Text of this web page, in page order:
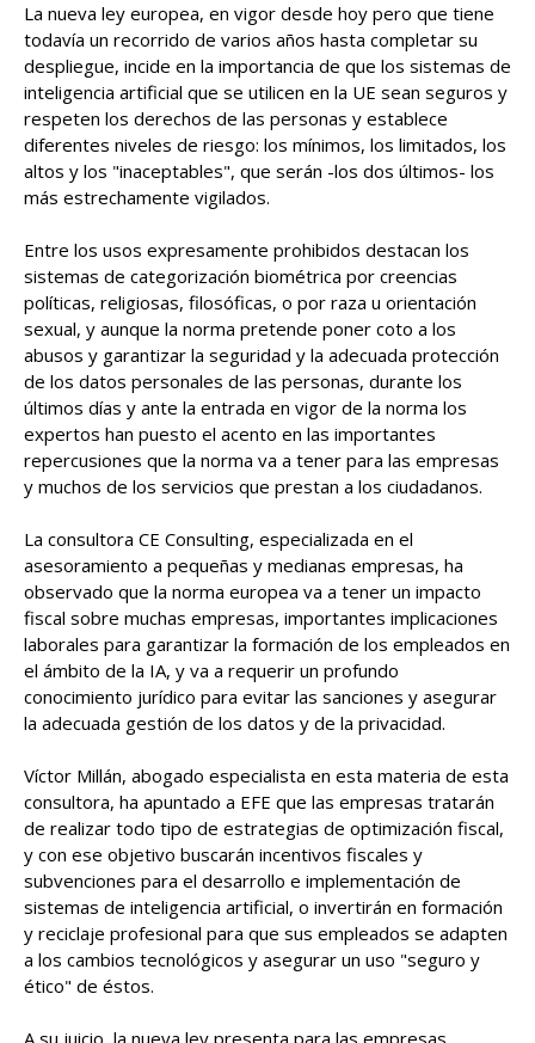
La nueva ley europea, en vigor desde hoy pero que tiene
todavía un recorrido de varios años hasta completar su
despliegue, incide en la importancia de que los sistemas de
inteligencia artificial que se utilicen en la UE sean seguros y
respeten los derechos de las personas y establece
diferentes niveles de riesgo: los mínimos, los limitados, los
altos y los "inaceptables", que serán -los dos últimos- los
más estrechamente vigilados.
Entre los usos expresamente prohibidos destacan los
sistemas de categorización biométrica por creencias
políticas, religiosas, filosóficas, o por raza u orientación
sexual, y aunque la norma pretende poner coto a los
abusos y garantizar la seguridad y la adecuada protección
de los datos personales de las personas, durante los
últimos días y ante la entrada en vigor de la norma los
expertos han puesto el acento en las importantes
repercusiones que la norma va a tener para las empresas
y muchos de los servicios que prestan a los ciudadanos.
La consultora CE Consulting, especializada en el
asesoramiento a pequeñas y medianas empresas, ha
observado que la norma europea va a tener un impacto
fiscal sobre muchas empresas, importantes implicaciones
laborales para garantizar la formación de los empleados en
el ámbito de la IA, y va a requerir un profundo
conocimiento jurídico para evitar las sanciones y asegurar
la adecuada gestión de los datos y de la privacidad.
Víctor Millán, abogado especialista en esta materia de esta
consultora, ha apuntado a EFE que las empresas tratarán
de realizar todo tipo de estrategias de optimización fiscal,
y con ese objetivo buscarán incentivos fiscales y
subvenciones para el desarrollo e implementación de
sistemas de inteligencia artificial, o invertirán en formación
y reciclaje profesional para que sus empleados se adapten
a los cambios tecnológicos y asegurar un uso "seguro y
ético" de éstos.